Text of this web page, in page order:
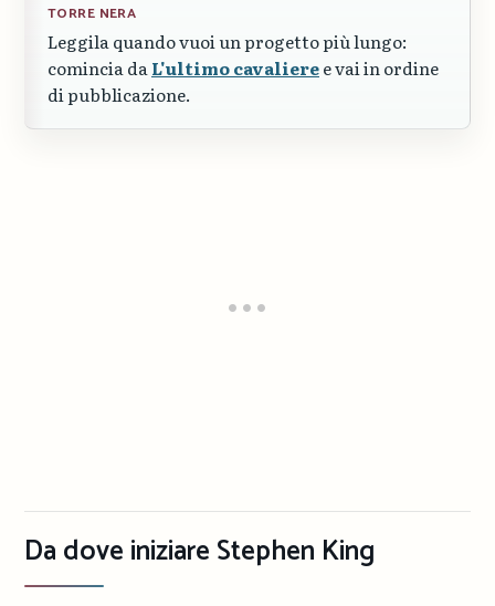
TORRE NERA
Leggila quando vuoi un progetto più lungo:
comincia daL'ultimo cavalieree vai in ordine
di pubblicazione.
Da dove iniziare Stephen King